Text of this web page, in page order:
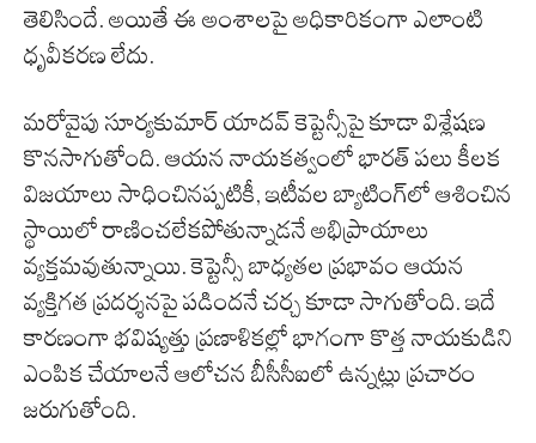
తెలిసిందే. అయితే ఈ అంశాలపై అధికారికంగా ఎలాంటి
ధృవీకరణ లేదు.
మరోవైపు సూర్యకుమార్ యాదవ్ కెప్టెన్సీపై కూడా విశ్లేషణ
కొనసాగుతోంది. ఆయన నాయకత్వంలో భారత్ పలు కీలక
విజయాలు సాధించినప్పటికీ, ఇటీవల బ్యాటింగ్‌లో ఆశించిన
స్థాయిలో రాణించలేకపోతున్నాడనే అభిప్రాయాలు
వ్యక్తమవుతున్నాయి. కెప్టెన్సీ బాధ్యతల ప్రభావం ఆయన
వ్యక్తిగత ప్రదర్శనపై పడిందనే చర్చ కూడా సాగుతోంది. ఇదే
కారణంగా భవిష్యత్తు ప్రణాళికల్లో భాగంగా కొత్త నాయకుడిని
ఎంపిక చేయాలనే ఆలోచన బీసీసీఐలో ఉన్నట్లు ప్రచారం
జరుగుతోంది.